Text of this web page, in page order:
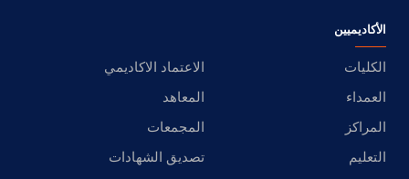
الأكاديميين
الكليات
الاعتماد الاكاديمي
العمداء
المعاهد
المراكز
المجمعات
التعليم
تصديق الشهادات